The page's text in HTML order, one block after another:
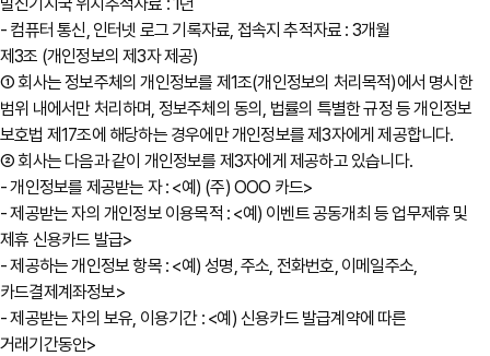
- 컴퓨터 통신, 인터넷 로그 기록자료, 접속지 추적자료 : 3개월
제3조 (개인정보의 제3자 제공)
① 회사는 정보주체의 개인정보를 제1조(개인정보의 처리목적)에서 명시한
범위 내에서만 처리하며, 정보주체의 동의, 법률의 특별한 규정 등 개인정보
보호법 제17조에 해당하는 경우에만 개인정보를 제3자에게 제공합니다.
② 회사는 다음과 같이 개인정보를 제3자에게 제공하고 있습니다.
- 개인정보를 제공받는 자 : <예) (주) OOO 카드>
- 제공받는 자의 개인정보 이용목적 : <예) 이벤트 공동개최 등 업무제휴 및
제휴 신용카드 발급>
- 제공하는 개인정보 항목 : <예) 성명, 주소, 전화번호, 이메일주소,
카드결제계좌정보>
- 제공받는 자의 보유, 이용기간 : <예) 신용카드 발급계약에 따른
거래기간동안>